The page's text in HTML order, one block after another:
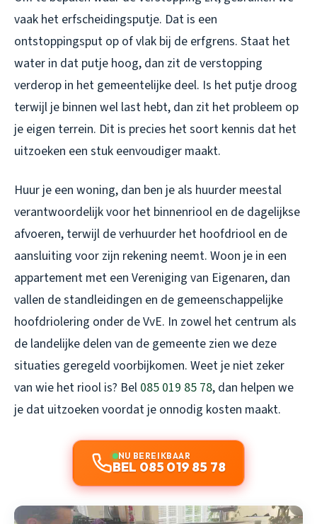
vaak het erfscheidingsputje. Dat is een
ontstoppingsput op of vlak bij de erfgrens. Staat het
water in dat putje hoog, dan zit de verstopping
verderop in het gemeentelijke deel. Is het putje droog
terwijl je binnen wel last hebt, dan zit het probleem op
je eigen terrein. Dit is precies het soort kennis dat het
uitzoeken een stuk eenvoudiger maakt.
Huur je een woning, dan ben je als huurder meestal
verantwoordelijk voor het binnenriool en de dagelijkse
afvoeren, terwijl de verhuurder het hoofdriool en de
aansluiting voor zijn rekening neemt. Woon je in een
appartement met een Vereniging van Eigenaren, dan
vallen de standleidingen en de gemeenschappelijke
hoofdriolering onder de VvE. In zowel het centrum als
de landelijke delen van de gemeente zien we deze
situaties geregeld voorbijkomen. Weet je niet zeker
van wie het riool is? Bel 085 019 85 78, dan helpen we
je dat uitzoeken voordat je onnodig kosten maakt.
NU BEREIKBAAR
BEL 085 019 85 78